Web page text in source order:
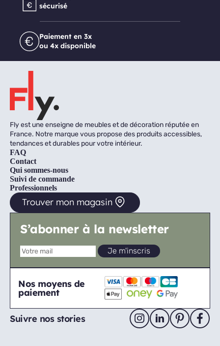
sécurisé
Paiement en 3x
ou 4x disponible
Fly est une enseigne de meubles et de décoration réputée en
France. Notre marque vous propose des produits accessibles,
tendances et durables pour votre intérieur.
FAQ
Contact
Qui sommes-nous
Suivi de commande
Professionnels
Trouver mon magasin
S’abonner à la newsletter
Nos moyens de
paiement
Suivre nos stories